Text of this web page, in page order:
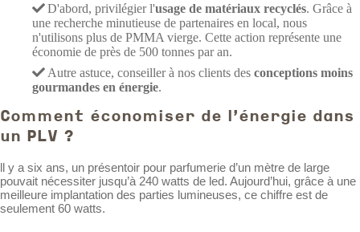
D'abord, privilégier l'usage de matériaux recyclés. Grâce à
une recherche minutieuse de partenaires en local, nous
n'utilisons plus de PMMA vierge. Cette action représente une
économie de près de 500 tonnes par an.
Autre astuce, conseiller à nos clients des conceptions moins
gourmandes en énergie.
Comment économiser de l'énergie dans
un PLV ?
ll y a six ans, un présentoir pour parfumerie d’un mètre de large
pouvait nécessiter jusqu’à 240 watts de led. Aujourd’hui, grâce à une
meilleure implantation des parties lumineuses, ce chiffre est de
seulement 60 watts.